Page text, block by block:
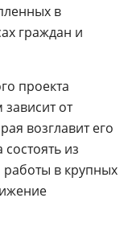
в
граждан и
проекта
от
возглавит его
из
в крупных